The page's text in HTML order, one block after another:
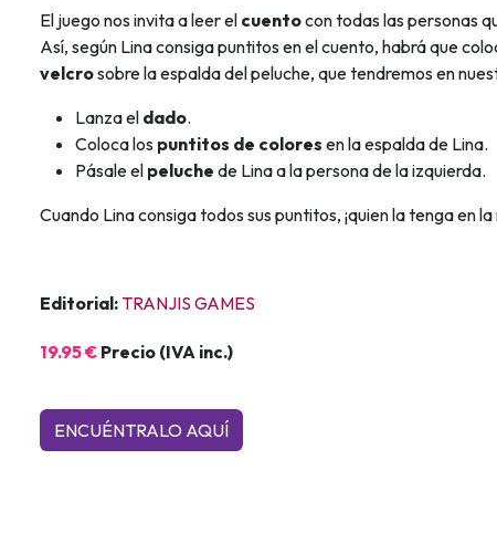
El juego nos invita a leer el cuentocon todas las personas
Así, según Lina consiga puntitos en el cuento, habrá que
velcrosobre la espalda del peluche, que tendremos en
Lanza el dado.
Coloca los puntitos de colores en la espalda de Lina.
Pásale el peluche de Lina a la persona de la izquierda.
Cuando Lina consiga todos sus puntitos, ¡quien la tenga en
Editorial: TRANJIS GAMES
19.95 € Precio (IVA inc.)
ENCUÉNTRALO AQ​​UÍ​​